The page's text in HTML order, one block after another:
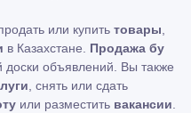
или купить товары
в Казахстане. Продажа бу
доски объявлений. Вы также
, снять или сдать
или разместить вакансии